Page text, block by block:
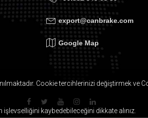
export@canbrake.com
Google Map
Cookie tercihlerinizi değiştirmek ve
kaybedebileceğini dikkate alınız.